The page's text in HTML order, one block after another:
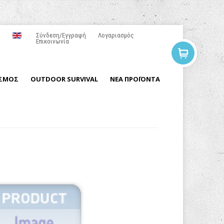
Σύνδεση/Εγγραφή
Λογαριασμός
Επικοινωνία
OUTDOOR SURVIVAL ΝΕΑ ΠΡΟΪΟΝΤΑ